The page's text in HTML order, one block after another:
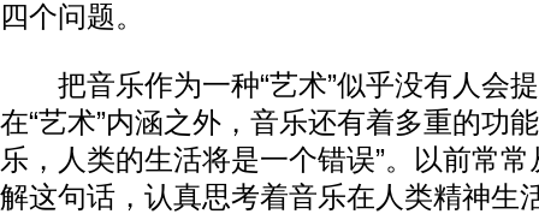
四个问题。
把音乐作为一种“艺术”似乎没有人会
在“艺术”内涵之外，音乐还有着多重的功
乐，人类的生活将是一个错误”。以前常
解这句话，认真思考着音乐在人类精神生